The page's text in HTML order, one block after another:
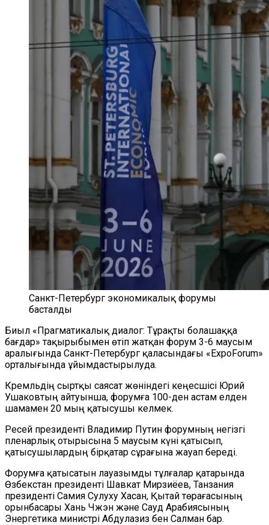
Санкт-Петербург экономикалық форумы
басталды
Биыл «Прагматикалық диалог: Тұрақты болашаққа
бағдар» тақырыбымен өтіп жатқан форум 3-6 маусым
аралығында Санкт-Петербург қаласындағы «ExpoForum»
орталығында ұйымдастырылуда.
Кремльдің сыртқы саясат жөніндегі кеңесшісі Юрий
Ушаковтың айтуынша, форумға 100-ден астам елден
шамамен 20 мың қатысушы келмек.
Ресей президенті Владимир Путин форумның негізгі
пленарлық отырысына 5 маусым күні қатысып,
қатысушылардың бірқатар сұрағына жауап береді.
Форумға қатысатын лауазымды тұлғалар қатарында
Өзбекстан президенті Шавкат Мирзиёев, Танзания
президенті Самия Сулуху Хасан, Қытай төрағасының
орынбасары Хань Чжэн және Сауд Арабиясының
Энергетика министрі Абдулазиз бен Салман бар.